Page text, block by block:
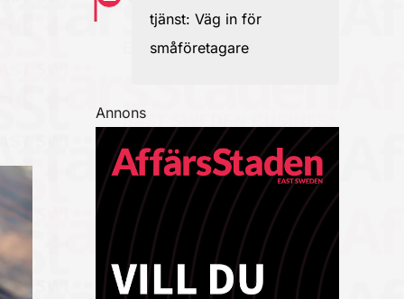
tjänst: Väg in för
småföretagare
Annons